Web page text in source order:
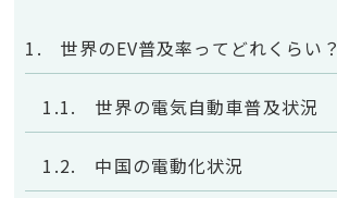
世界のEV普及率ってどれくらい？
世界の電気自動車普及状況
中国の電動化状況